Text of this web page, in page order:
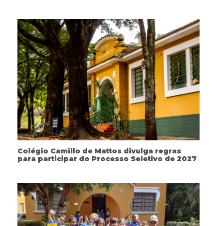
Colégio Camillo de Mattos divulga regras
para participar do Processo Seletivo de 2027